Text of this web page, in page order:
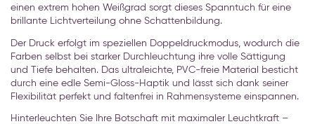
einen extrem hohen Weißgrad sorgt dieses Spanntuch für eine
brillante Lichtverteilung ohne Schattenbildung.
Der Druck erfolgt im speziellen Doppeldruckmodus, wodurch die
Farben selbst bei starker Durchleuchtung ihre volle Sättigung
und Tiefe behalten. Das ultraleichte, PVC-freie Material besticht
durch eine edle Semi-Gloss-Haptik und lässt sich dank seiner
Flexibilität perfekt und faltenfrei in Rahmensysteme einspannen.
Hinterleuchten Sie Ihre Botschaft mit maximaler Leuchtkraft –